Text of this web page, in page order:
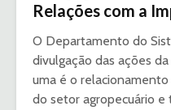
Relações com a
O Departamento do
divulgação das ações
uma é o
do setor agropecuário e